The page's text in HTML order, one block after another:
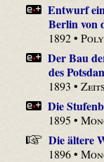
Entwurf
Berlin von
1892 •
Der Bau
des
1893 •
Die
1895 •
Die ältere
1896 •